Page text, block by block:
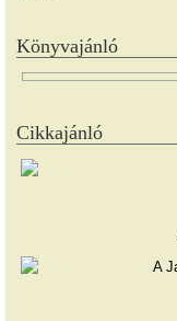
Könyvajánló
Cikkajánló